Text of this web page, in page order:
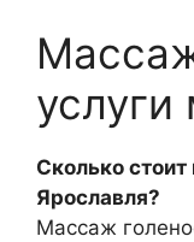
Сколько
Ярославля?
Массаж